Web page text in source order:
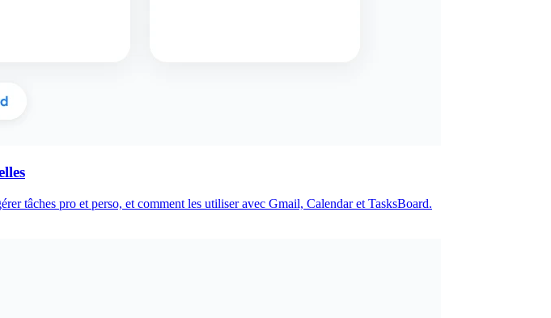
tâches pro et perso, et comment les utiliser avec Gmail, Calendar et TasksBoard.